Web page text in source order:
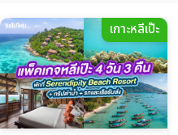
เกาะหลีเป๊ะ